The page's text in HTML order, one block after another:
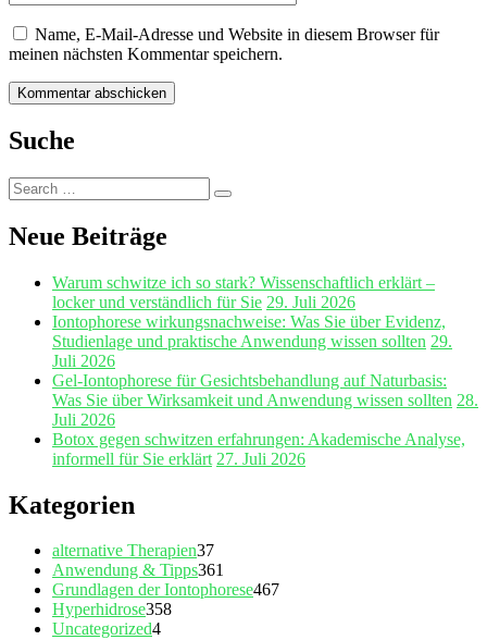
Name, E-Mail-Adresse und Website in diesem Browser für
meinen nächsten Kommentar speichern.
Suche
Search
for:
Search
Neue Beiträge
Warum schwitze ich so stark? Wissenschaftlich erklärt –
locker und verständlich für Sie 29. Juli 2026
Iontophorese wirkungsnachweise: Was Sie über Evidenz,
Studienlage und praktische Anwendung wissen sollten 29.
Juli 2026
Gel‑Iontophorese für Gesichtsbehandlung auf Naturbasis:
Was Sie über Wirksamkeit und Anwendung wissen sollten 28.
Juli 2026
Botox gegen schwitzen erfahrungen: Akademische Analyse,
informell für Sie erklärt 27. Juli 2026
Kategorien
alternative Therapien37
Anwendung & Tipps361
Grundlagen der Iontophorese467
Hyperhidrose358
Uncategorized4